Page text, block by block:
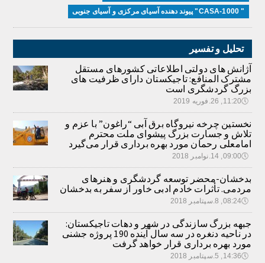
" CASA-1000" پیوند دهنده آسیای مرکزی و آسیای جنوبی
تحلیل و تفسیر
آژانش های دولتی اطلاعاتی کشورهای مستقل
مشترک المنافع: تاجیکستان دارای ظرفیت های
بزرگ گردشگری است
🕔11:20, 26.فوریه 2019
نخستین چرخه نیروگاه برق آبی “راغون” با عزم و
تلاش و جسارت بزرگ پیشوای ملت محترم
امامعلی رحمان مورد بهره برداری قرار می‌گیرد
🕔09:00, 14.نوامبر 2018
بدخشان-محضر توسعه گردشگری و هنرهای
مردمی. تأثرات خادم ادبی خاور از سفر به بدخشان
🕔08:24, 8.سپتامبر 2018
جبهه بزرگ سازندگی در شهر و دهات تاجیکستان:
در ناحیه دنغره در سه سال آینده 190 پروژه جشنی
مورد بهره برداری قرار خواهد گرفت
🕔14:36, 5.سپتامبر 2018